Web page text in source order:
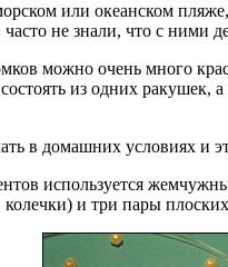
или океанском
не знали, что с ними
можно очень много
из одних
в домашних условиях и
используется
и три пары